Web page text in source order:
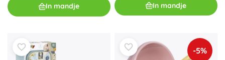
In mandje In mandje
-5%